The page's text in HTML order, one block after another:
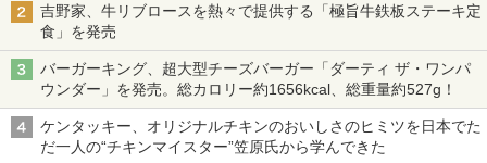
吉野家、牛リブロースを熱々で提供する「極旨牛鉄板ステーキ定
食」を発売
バーガーキング、超大型チーズバーガー「ダーティ ザ・ワンパ
ウンダー」を発売。総カロリー約1656kcal、総重量約527g！
ケンタッキー、オリジナルチキンのおいしさのヒミツを日本でた
だ一人の“チキンマイスター”笠原氏から学んできた